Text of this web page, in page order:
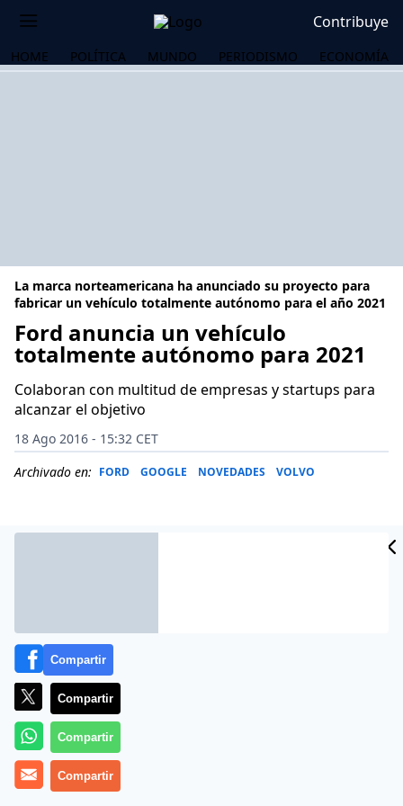
Contribuye
HOME POLÍTICA MUNDO PERIODISMO ECONOMÍA
La marca norteamericana ha anunciado su proyecto para
fabricar un vehículo totalmente autónomo para el año 2021
Ford anuncia un vehículo
totalmente autónomo para 2021
Colaboran con multitud de empresas y startups para
alcanzar el objetivo
18 Ago 2016 - 15:32 CET
Archivado en: FORD GOOGLE NOVEDADES VOLVO
Ford ha anunciado la voluntad de desarrollar
vehículo totalmente autónomo, para uso
Compartir
Compartir
Compartir
Compartir